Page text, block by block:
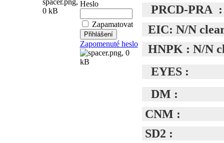
Heslo
Zapamatovat
Zapomenuté heslo
PRCD-PRA
EIC: N/N
HNPK : N/N
EYES :
DM :
CNM :
SD2 :